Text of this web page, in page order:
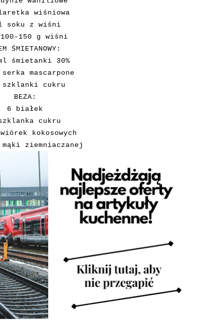
wiśniowa
soku z wiśni
150 g wiśni
ŚMIETANOWY:
śmietanki 30%
mascarpone
cukru
BEZA:
6 białek
cukru
kokosowych
ziemniaczanej